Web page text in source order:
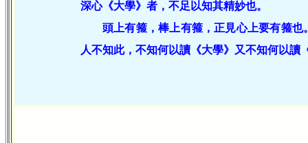
深心《大學》者，不足以知其精妙也。
頭上有箍，棒上有箍，正見心上要有箍
人不知此，不知何以讀《大學》又不知何以讀